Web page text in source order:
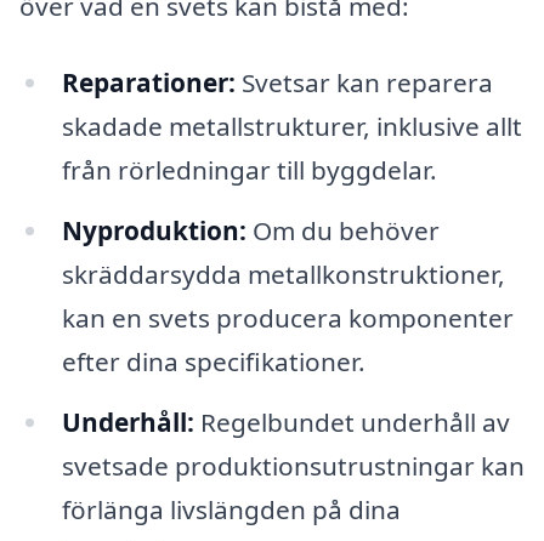
Reparationer: Svetsar kan reparera
skadade metallstrukturer, inklusive allt
från rörledningar till byggdelar.
Nyproduktion: Om du behöver
skräddarsydda metallkonstruktioner,
kan en svets producera komponenter
efter dina specifikationer.
Underhåll: Regelbundet underhåll av
svetsade produktionsutrustningar kan
förlänga livslängden på dina